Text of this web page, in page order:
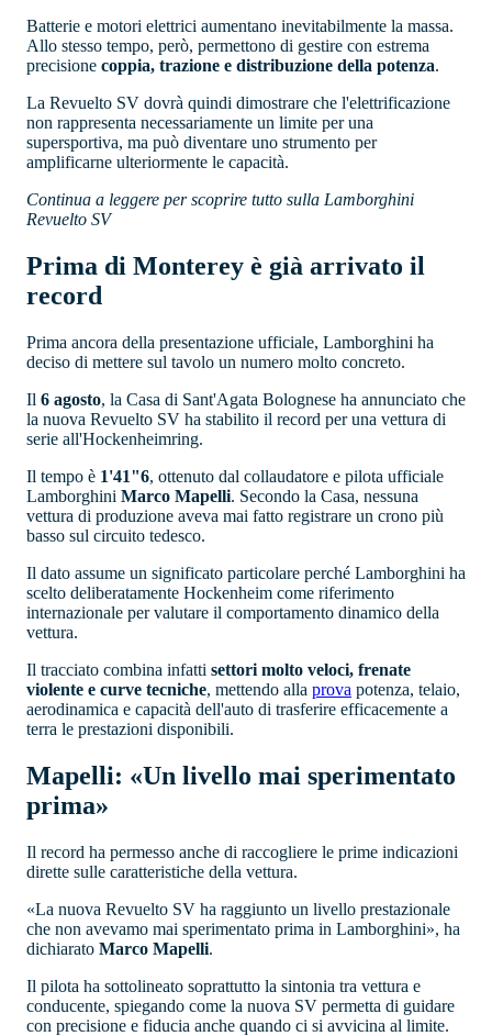
Batterie e motori elettrici aumentano inevitabilmente la massa.
Allo stesso tempo, però, permettono di gestire con estrema
precisione coppia, trazione e distribuzione della potenza.
La Revuelto SV dovrà quindi dimostrare che l'elettrificazione
non rappresenta necessariamente un limite per una
supersportiva, ma può diventare uno strumento per
amplificarne ulteriormente le capacità.
Continua a leggere per scoprire tutto sulla Lamborghini
Revuelto SV
Prima di Monterey è già arrivato il
record
Prima ancora della presentazione ufficiale, Lamborghini ha
deciso di mettere sul tavolo un numero molto concreto.
Il 6 agosto, la Casa di Sant'Agata Bolognese ha annunciato che
la nuova Revuelto SV ha stabilito il record per una vettura di
serie all'Hockenheimring.
Il tempo è 1'41"6, ottenuto dal collaudatore e pilota ufficiale
Lamborghini Marco Mapelli. Secondo la Casa, nessuna
vettura di produzione aveva mai fatto registrare un crono più
basso sul circuito tedesco.
Il dato assume un significato particolare perché Lamborghini ha
scelto deliberatamente Hockenheim come riferimento
internazionale per valutare il comportamento dinamico della
vettura.
Il tracciato combina infatti settori molto veloci, frenate
violente e curve tecniche, mettendo alla prova potenza, telaio,
aerodinamica e capacità dell'auto di trasferire efficacemente a
terra le prestazioni disponibili.
Mapelli: «Un livello mai sperimentato
prima»
Il record ha permesso anche di raccogliere le prime indicazioni
dirette sulle caratteristiche della vettura.
«La nuova Revuelto SV ha raggiunto un livello prestazionale
che non avevamo mai sperimentato prima in Lamborghini», ha
dichiarato Marco Mapelli.
Il pilota ha sottolineato soprattutto la sintonia tra vettura e
conducente, spiegando come la nuova SV permetta di guidare
con precisione e fiducia anche quando ci si avvicina al limite.